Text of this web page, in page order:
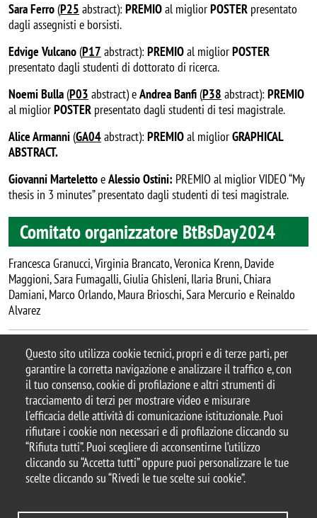
Questo sito utilizza cookie tecnici, propri e di terze parti, per
garantire la corretta navigazione e analizzare il traffico e, con
il tuo consenso, cookie di profilazione e altri strumenti di
tracciamento di terzi per mostrare video e misurare
l'efficacia delle attività di comunicazione istituzionale. Puoi
rifiutare i cookie non necessari e di profilazione cliccando su
“Rifiuta tutti”. Puoi scegliere di acconsentirne l’utilizzo
cliccando su “Accetta tutti” oppure puoi personalizzare le tue
scelte cliccando su “Rivedi le tue scelte sui cookie”.
Sara Ferro(P25 abstract): PREMIOal migliorPOSTER presentato
dagli assegnisti e borsisti.
Edvige Vulcano(P17 abstract): PREMIOal migliorPOSTER
presentato dagli studenti di dottorato di ricerca.
Noemi Bulla(P03 abstract) eAndrea Banfi(P38 abstract): PREMIO
al migliorPOSTER presentato dagli studenti di tesi magistrale.
Alice Armanni(GA04abstract): PREMIOal migliorGRAPHICAL
ABSTRACT.
Giovanni MartelettoeAlessio Ostini: PREMIO al miglior VIDEO “My
thesis in 3 minutes” presentato dagli studenti di tesi magistrale.
Comitato organizzatore BtBsDay2024
Francesca Granucci, Virginia Brancato, Veronica Krenn, Davide
Maggioni, Sara Fumagalli, Giulia Ghisleni, Ilaria Bruni, Chiara
Damiani, Marco Orlando, Maura Brioschi, Sara Mercurio e Reinaldo
Alvarez
#BtBsDay - #BtBsDay2024 - #BtBsUNIMIB
© 2025 Università degli Studi di Milano-Bicocca
Piazza dell'Ateneo Nuovo, 1 - 20126, Milano
Casella PEC:ateneo.bicocca@pec.unimib.it
P.I. 12621570154 |
redazioneweb.btbs@unimib.it